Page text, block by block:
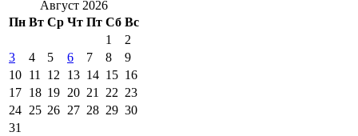
Август 2026
Пн Вт Ср Чт Пт Сб Вс
1
2
3
4 5 6 7 8
9
10 11 12 13 14 15 16
17 18 19 20 21 22 23
24 25 26 27 28 29 30
31